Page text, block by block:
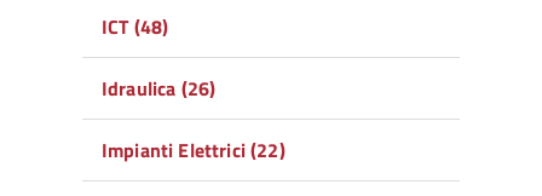
ICT (48)
Idraulica (26)
Impianti Elettrici (22)